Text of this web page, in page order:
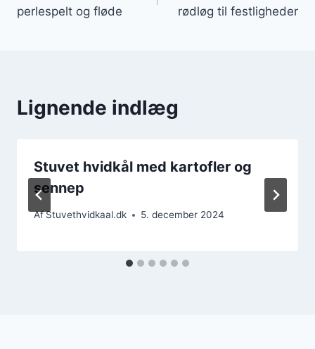
perlespelt og fløde
rødløg til festligheder
Lignende indlæg
Stuvet hvidkål med kartofler og
sennep
AfStuvethvidkaal.dk 5. december 2024